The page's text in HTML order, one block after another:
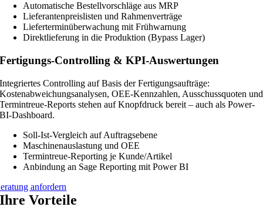
Automatische Bestellvorschläge aus MRP
Lieferantenpreislisten und Rahmenverträge
Lieferterminüberwachung mit Frühwarnung
Direktlieferung in die Produktion (Bypass Lager)
Fertigungs-Controlling & KPI-Auswertungen
Integriertes Controlling auf Basis der Fertigungsaufträge:
Kostenabweichungsanalysen, OEE-Kennzahlen, Ausschussquoten und
Termintreue-Reports stehen auf Knopfdruck bereit – auch als Power-
BI-Dashboard.
Soll-Ist-Vergleich auf Auftragsebene
Maschinenauslastung und OEE
Termintreue-Reporting je Kunde/Artikel
Anbindung an Sage Reporting mit Power BI
anfordern
Ihre Vorteile